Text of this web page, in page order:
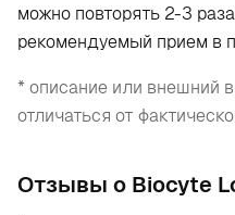
можно повторять 2-3
рекомендуемый прием в
* описание или внешний
отличаться от
Отзывы о Biocyte